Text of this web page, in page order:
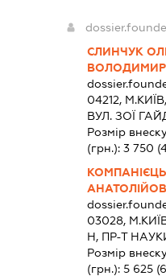
СЛИНЧУК
04212,
ВУЛ. ЗОЇ
Розмір
(грн.): 3 750
03028,
Н, ПР-Т
Розмір
(грн.): 5 625